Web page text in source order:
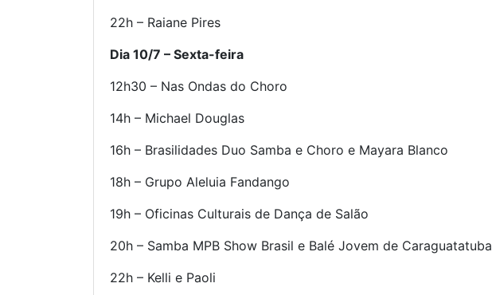
22h – Raiane Pires
Dia 10/7 – Sexta-feira
12h30 – Nas Ondas do Choro
14h – Michael Douglas
16h – Brasilidades Duo Samba e Choro e Mayara Blanco
18h – Grupo Aleluia Fandango
19h – Oficinas Culturais de Dança de Salão
20h – Samba MPB Show Brasil e Balé Jovem de Caraguatatuba
22h – Kelli e Paoli